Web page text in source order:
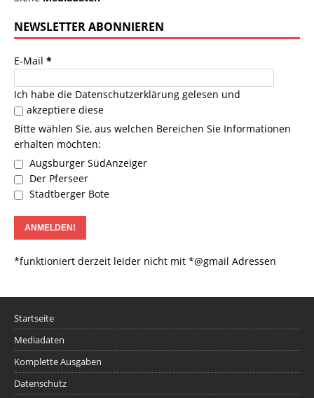
NEWSLETTER ABONNIEREN
E-Mail *
Ich habe die Datenschutzerklärung gelesen und
akzeptiere diese
Bitte wählen Sie, aus welchen Bereichen Sie Informationen
erhalten möchten:
Augsburger SüdAnzeiger
Der Pferseer
Stadtberger Bote
*funktioniert derzeit leider nicht mit *@gmail Adressen
Startseite
Mediadaten
Komplette Ausgaben
Datenschutz